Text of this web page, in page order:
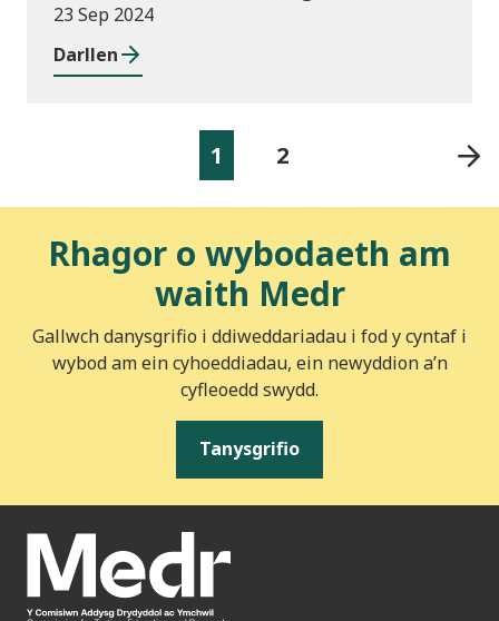
2024/25 collection of Degree
Apprenticeship in-year data
23 Sep 2024
Darllen
1 2
Rhagor o wybodaeth am
waith Medr
Gallwch danysgrifio i ddiweddariadau i fod y cyntaf i
wybod am ein cyhoeddiadau, ein newyddion a’n
cyfleoedd swydd.
Tanysgrifio